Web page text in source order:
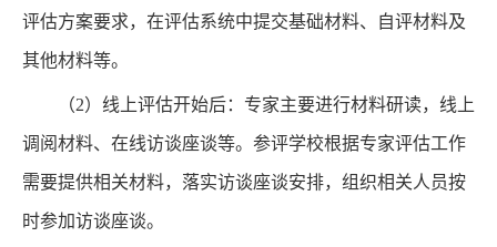
评估方案要求，在评估系统中提交基础材料、自评材料及
其他材料等。
（2）线上评估开始后：专家主要进行材料研读，线上
调阅材料、在线访谈座谈等。参评学校根据专家评估工作
需要提供相关材料，落实访谈座谈安排，组织相关人员按
时参加访谈座谈。